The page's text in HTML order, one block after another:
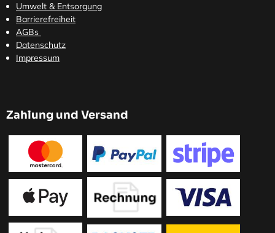
Umwelt & Entsorgung
Barrierefreiheit
AGBs
Datenschutz
Impressum
Zahlung und Versand